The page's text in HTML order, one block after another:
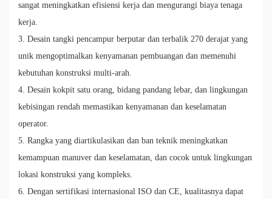
sangat meningkatkan efisiensi kerja dan mengurangi biaya tenaga
kerja.
3. Desain tangki pencampur berputar dan terbalik 270 derajat yang
unik mengoptimalkan kenyamanan pembuangan dan memenuhi
kebutuhan konstruksi multi-arah.
4. Desain kokpit satu orang, bidang pandang lebar, dan lingkungan
kebisingan rendah memastikan kenyamanan dan keselamatan
operator.
5. Rangka yang diartikulasikan dan ban teknik meningkatkan
kemampuan manuver dan keselamatan, dan cocok untuk lingkungan
lokasi konstruksi yang kompleks.
6. Dengan sertifikasi internasional ISO dan CE, kualitasnya dapat